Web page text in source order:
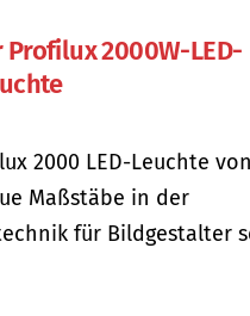
Profilux 2000W-LED-
2000 LED-Leuchte von
Maßstäbe in der
für Bildgestalter